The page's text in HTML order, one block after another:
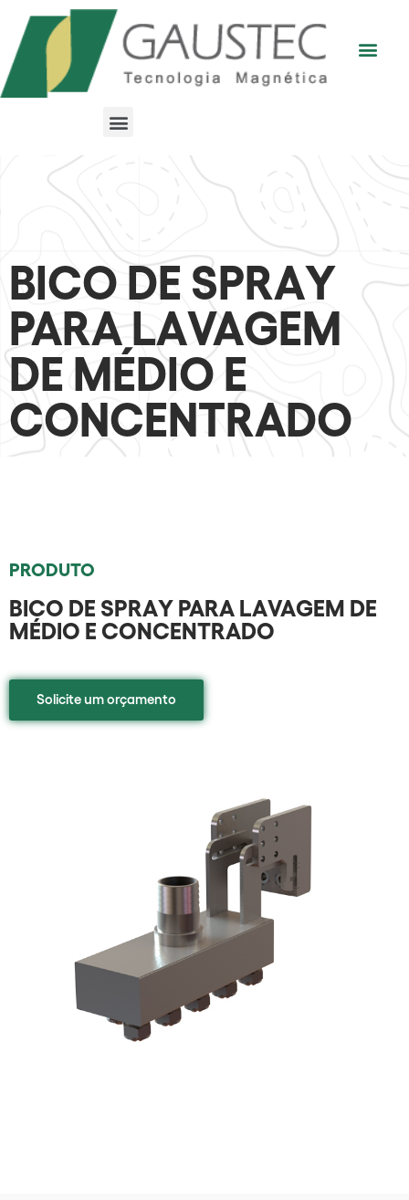
BICO DE SPRAY
PARA LAVAGEM
DE MÉDIO E
CONCENTRADO
PRODUTO
BICO DE SPRAY PARA LAVAGEM DE
MÉDIO E CONCENTRADO
Solicite um orçamento